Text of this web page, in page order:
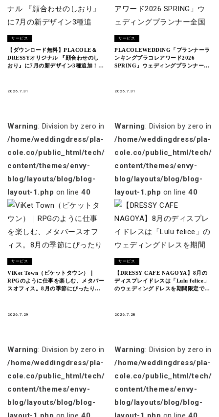
サービス
【ダウンロード無料】PLACOLE＆
DRESSYオリジナル 『顔合わせのし
おり』に7月の新デザイン3種追加！名
2026.7.31
サービス
PLACOLEWEDDING「プランナーラ
ンキングプラコレアワード2026
SPRING」ウェディングプランナー全
2026.7.31
Warning: Division by zero in
/home/weddingdress/pla-
cole.co/public_html/tech/wp-
content/themes/envy-
blog/layouts/blog/blog-
layout-1.php on line40
サービス
ViKet Town（ビケットタウン）｜
RPGのように仕事を楽しむ、メタバー
スオフィス。8月の季節にぴったりの
2026.7.29
Warning: Division by zero in
/home/weddingdress/pla-
cole.co/public_html/tech/
content/themes/envy-
blog/layouts/blog/blog-
layout-1.php on line40
サービス
【DRESSY CAFE NAGOYA】8月の
ディスプレイドレスは「Lulu felice」
のウェディングドレスを期間限定でお
2026.7.28
Warning: Division by zero in
/home/weddingdress/pla-
cole.co/public_html/tech/wp-
content/themes/envy-
blog/layouts/blog/blog-
Warning: Division by zero in
/home/weddingdress/pla-
cole.co/public_html/tech/
content/themes/envy-
blog/layouts/blog/blog-